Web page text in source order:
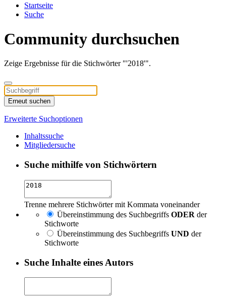
Startseite
Suche
Community durchsuchen
Zeige Ergebnisse für die Stichwörter "'2018'".
Erneut suchen
Erweiterte Suchoptionen
Inhaltssuche
Mitgliedersuche
Suche mithilfe von Stichwörtern
Trenne mehrere Stichwörter mit Kommata voneinander
Übereinstimmung des Suchbegriffs ODER der
Stichworte
Übereinstimmung des Suchbegriffs UND der
Stichworte
Suche Inhalte eines Autors